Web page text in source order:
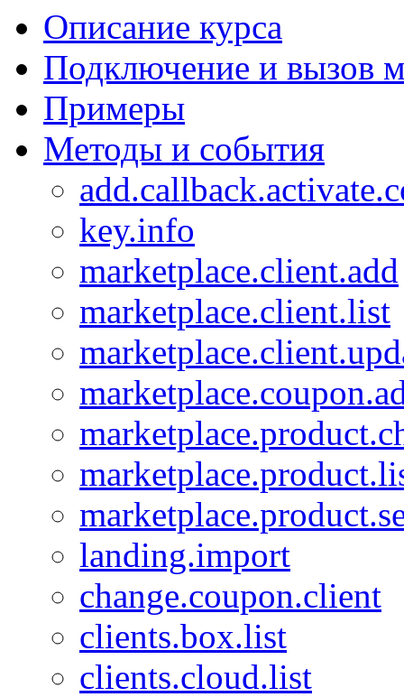
Описание курса
Подключение и вызов
Примеры
Методы и события
key.info
marketplace.client.add
marketplace.client.list
landing.import
change.coupon.client
clients.box.list
clients.cloud.list